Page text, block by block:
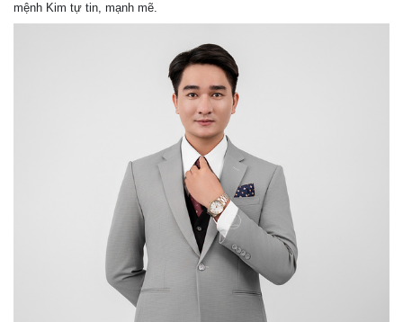
mệnh Kim tự tin, mạnh mẽ.